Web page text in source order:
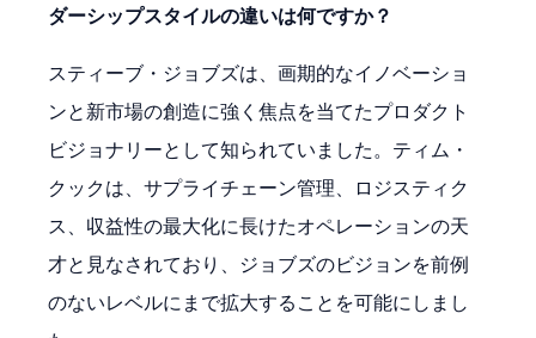
ダーシップスタイルの違いは何ですか？
スティーブ・ジョブズは、画期的なイノベーショ
ンと新市場の創造に強く焦点を当てたプロダクト
ビジョナリーとして知られていました。ティム・
クックは、サプライチェーン管理、ロジスティク
ス、収益性の最大化に長けたオペレーションの天
才と見なされており、ジョブズのビジョンを前例
のないレベルにまで拡大することを可能にしまし